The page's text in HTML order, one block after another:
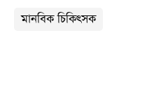
মানবিক চিকিৎসক